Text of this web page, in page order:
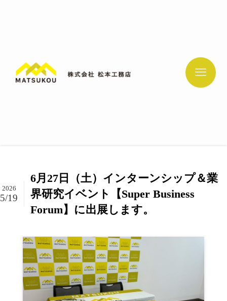
6月27日（土）インターンシップ＆業
界研究イベント【Super Business
Forum】に出展します。
2026
5/19